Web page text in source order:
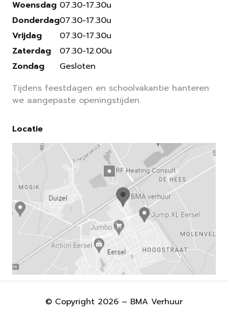
Woensdag
Donderdag
Vrijdag
Zaterdag
Zondag
07.30-17.30u
07.30-17.30u
07.30-17.30u
07.30-12.00u
Gesloten
Tijdens feestdagen en schoolvakantie hanteren
we aangepaste openingstijden.
Locatie
© Copyright 2026 – BMA Verhuur